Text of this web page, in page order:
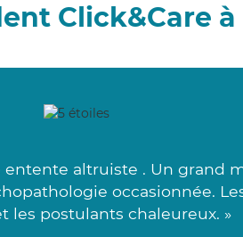
Click&Care
altruiste . Un grand
occasionnée.
les postulants chaleureux. »